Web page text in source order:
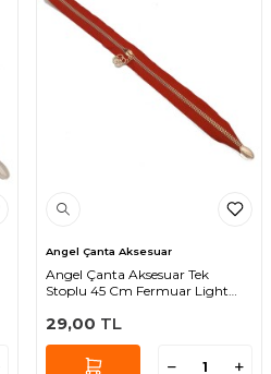
Angel Çanta Aksesuar
Angel Çanta Aksesuar Tek
Stoplu 45 Cm Fermuar Light
29,00 TL